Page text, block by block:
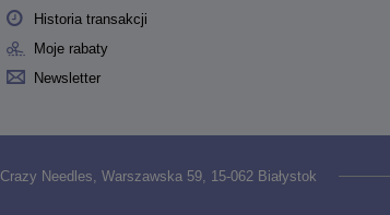
Historia transakcji
Moje rabaty
Newsletter
Crazy Needles Warszawska 59 15-062 Białystok